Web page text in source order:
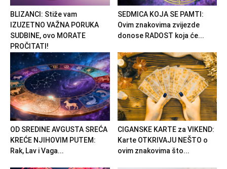
BLIZANCI: Stiže vam
IZUZETNO VAŽNA PORUKA
SUDBINE, ovo MORATE
PROČITATI!
SEDMICA KOJA SE PAMTI:
Ovim znakovima zvijezde
donose RADOST koja će...
OD SREDINE AVGUSTA SREĆA
KREĆE NJIHOVIM PUTEM:
Rak, Lav i Vaga...
CIGANSKE KARTE za VIKEND:
Karte OTKRIVAJU NEŠTO o
ovim znakovima što...